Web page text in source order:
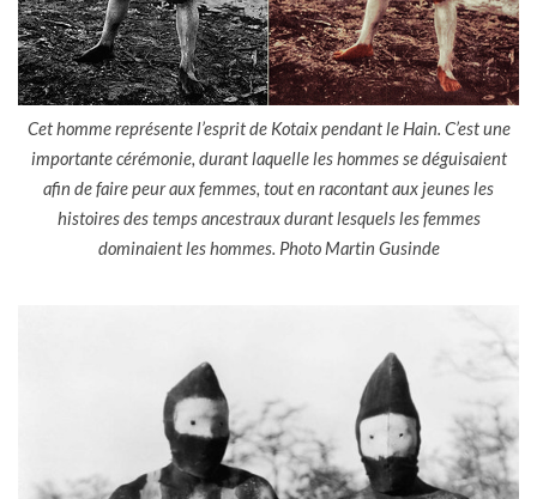
Cet homme représente l’esprit de Kotaix pendant le Hain. C’est une
importante cérémonie, durant laquelle les hommes se déguisaient
afin de faire peur aux femmes, tout en racontant aux jeunes les
histoires des temps ancestraux durant lesquels les femmes
dominaient les hommes. Photo Martin Gusinde